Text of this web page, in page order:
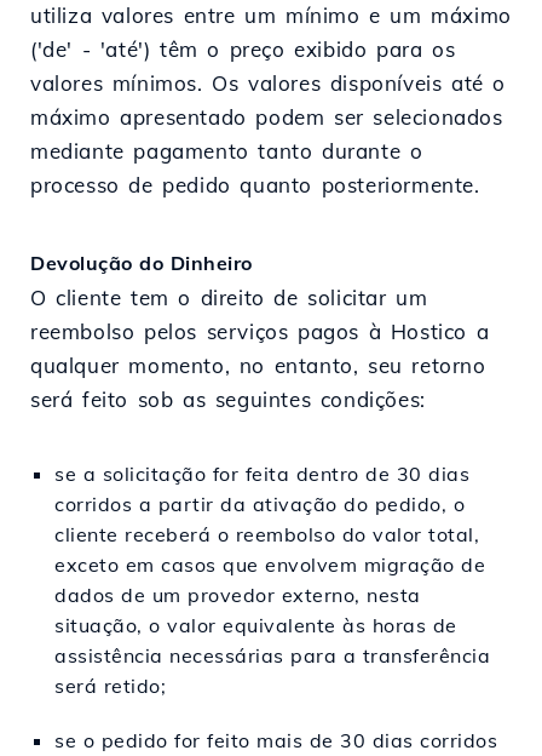
utiliza valores entre um mínimo e um máximo
('de' - 'até') têm o preço exibido para os
valores mínimos. Os valores disponíveis até o
máximo apresentado podem ser selecionados
mediante pagamento tanto durante o
processo de pedido quanto posteriormente.
Devolução do Dinheiro
O cliente tem o direito de solicitar um
reembolso pelos serviços pagos à Hostico a
qualquer momento, no entanto, seu retorno
será feito sob as seguintes condições:
se a solicitação for feita dentro de 30 dias
corridos a partir da ativação do pedido, o
cliente receberá o reembolso do valor total,
exceto em casos que envolvem migração de
dados de um provedor externo, nesta
situação, o valor equivalente às horas de
assistência necessárias para a transferência
será retido;
se o pedido for feito mais de 30 dias corridos